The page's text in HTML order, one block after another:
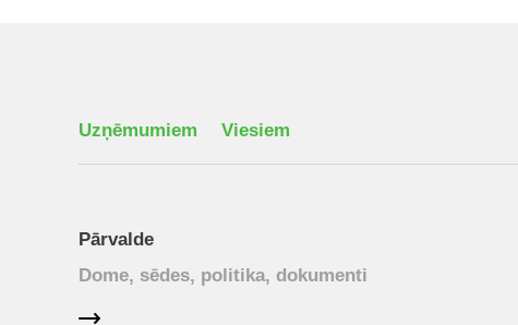
Uzņēmumiem Viesiem
Pārvalde
Dome, sēdes, politika, dokumenti